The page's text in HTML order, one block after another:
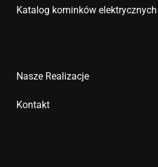
Katalog kominków
Nasze Realizacje
Kontakt